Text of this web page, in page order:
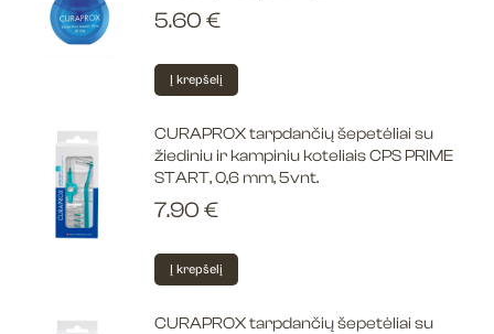
5.60 €
Į krepšelį
CURAPROX tarpdančių šepetėliai su
žiediniu ir kampiniu koteliais CPS PRIME
START, 0,6 mm, 5vnt.
7.90 €
Į krepšelį
CURAPROX tarpdančių šepetėliai su